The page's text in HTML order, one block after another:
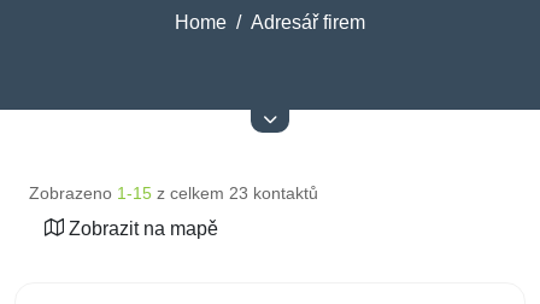
Home Adresář firem
Zobrazeno 1-15 z celkem 23 kontaktů
Zobrazit na mapě